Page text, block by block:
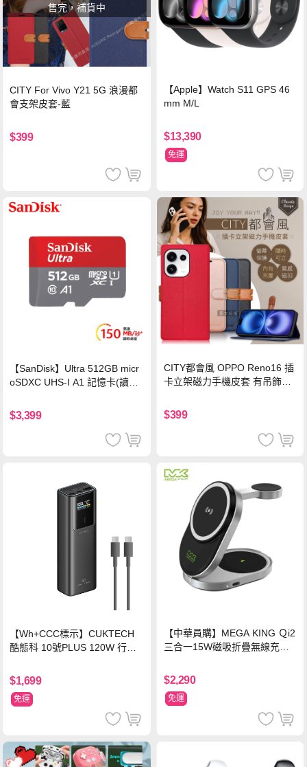
售完，補貨中
CITY For Vivo Y21 5G 浪漫都
會支架皮套-藍
$399
【Apple】Watch S11 GPS 46
mm M/L
$13,390
免運
【SanDisk】Ultra 512GB micr
oSDXC UHS-I A1 記憶卡(讀取
$3,399
CITY都會風 OPPO Reno16 插
卡立架磁力手機皮套 有吊飾孔
$399
【Wh+CCC標示】CUKTECH
酷態科 10號PLUS 120W 行動
色
$1,699
免運
【中華員購】MEGA KING Ｑi2
三合一15W磁吸折疊無線充電
$2,290
免運